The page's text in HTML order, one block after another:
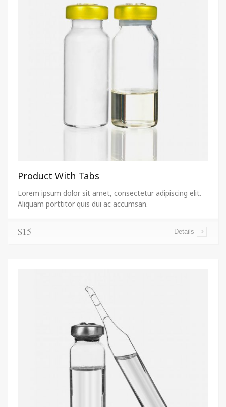
Product With Tabs
Lorem ipsum dolor sit amet, consectetur adipiscing elit.
Aliquam porttitor quis dui ac accumsan.
$15 Details